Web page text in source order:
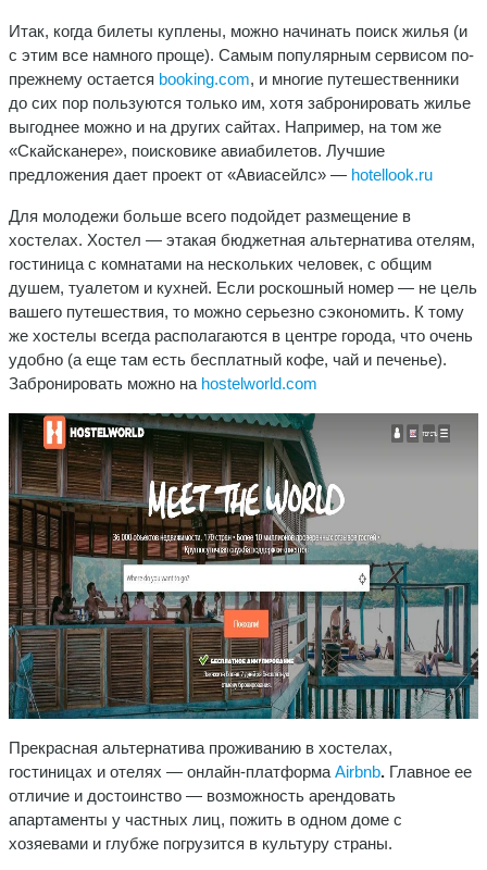
Итак, когда билеты куплены, можно начинать поиск жилья (и
с этим все намного проще). Самым популярным сервисом по-
прежнему остается booking.com, и многие путешественники
до сих пор пользуются только им, хотя забронировать жилье
выгоднее можно и на других сайтах. Например, на том же
«Скайсканере», поисковике авиабилетов. Лучшие
предложения дает проект от «Авиасейлс» — hotellook.ru
Для молодежи больше всего подойдет размещение в
хостелах. Хостел — этакая бюджетная альтернатива отелям,
гостиница с комнатами на нескольких человек, с общим
душем, туалетом и кухней. Если роскошный номер — не цель
вашего путешествия, то можно серьезно сэкономить. К тому
же хостелы всегда располагаются в центре города, что очень
удобно (а еще там есть бесплатный кофе, чай и печенье).
Забронировать можно на hostelworld.com
Прекрасная альтернатива проживанию в хостелах,
гостиницах и отелях — онлайн-платформа Airbnb. Главное ее
отличие и достоинство — возможность арендовать
апартаменты у частных лиц, пожить в одном доме с
хозяевами и глубже погрузится в культуру страны.